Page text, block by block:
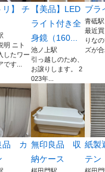
リ】 チ
明 ニト
したワー
です...
【美品】LED
ライト付き全
身鏡（160...
池ノ上駅
引っ越しのため、
お譲りします。 2
023年...
ブラ
青砥駅
最近
りな
ズが合
品 カ 無印良品 収
納ケース
紙製
テン